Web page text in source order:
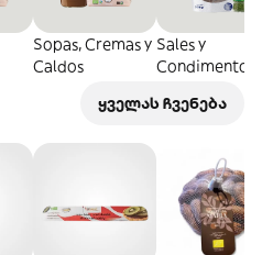
Sopas, Cremas y
Caldos
Sales y
Condimentos
ყველას ჩვენება